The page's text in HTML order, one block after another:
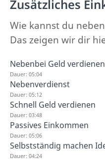
Zusätzliches
Wie kannst du
Das zeigen wir dir
Nebenbei Geld verdienen
Dauer: 05:04
Nebenverdienst
Dauer: 05:12
Schnell Geld verdienen
Dauer: 03:48
Passives Einkommen
Dauer: 05:06
Selbstständig machen
Dauer: 04:24